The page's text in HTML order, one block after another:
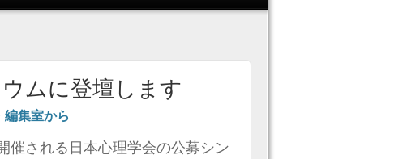
ムに登壇します
編集室から
される日本心理学会の公募シン